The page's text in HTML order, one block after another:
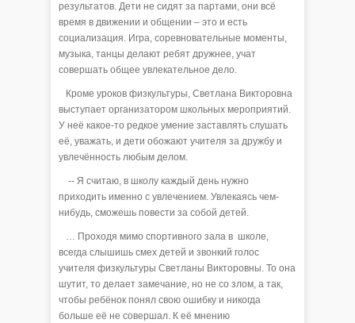
результатов. Дети не сидят за партами, они всё
время в движении и общении – это и есть
социализация. Игра, соревновательные моменты,
музыка, танцы делают ребят дружнее, учат
совершать общее увлекательное дело.
Кроме уроков физкультуры, Светлана Викторовна
выступает организатором школьных мероприятий.
У неё какое-то редкое умение заставлять слушать
её, уважать, и дети обожают учителя за дружбу и
увлечённость любым делом.
-- Я считаю, в школу каждый день нужно
приходить именно с увлечением. Увлекаясь чем-
нибудь, сможешь повести за собой детей.
… Проходя мимо спортивного зала в школе,
всегда слышишь смех детей и звонкий голос
учителя физкультуры Светланы Викторовны. То она
шутит, то делает замечание, но не со злом, а так,
чтобы ребёнок понял свою ошибку и никогда
больше её не совершал. К её мнению